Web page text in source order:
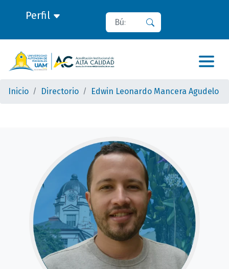
Perfil Buscar
Inicio Directorio Edwin Leonardo Mancera Agudelo